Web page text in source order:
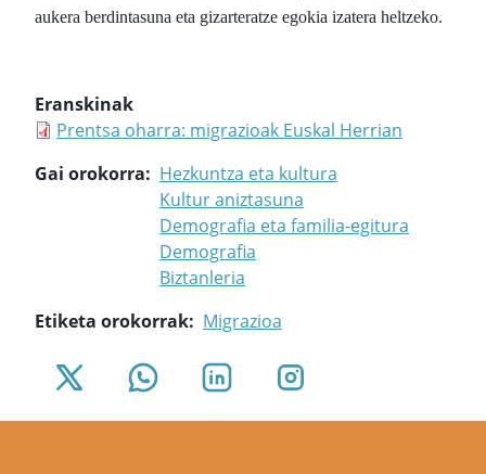
aukera berdintasuna eta gizarteratze egokia izatera heltzeko.
Eranskinak
Prentsa oharra: migrazioak Euskal Herrian
Gai orokorra
Hezkuntza eta kultura
Kultur aniztasuna
Demografia eta familia-egitura
Demografia
Biztanleria
Etiketa orokorrak
Migrazioa